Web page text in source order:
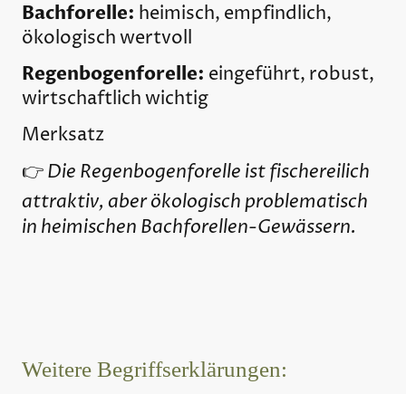
Bachforelle: heimisch, empfindlich,
ökologisch wertvoll
Regenbogenforelle: eingeführt, robust,
wirtschaftlich wichtig
Merksatz
👉Die Regenbogenforelle ist fischereilich
attraktiv, aber ökologisch problematisch
in heimischen Bachforellen-Gewässern.
Weitere Begriffserklärungen: